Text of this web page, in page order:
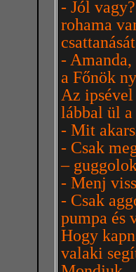
- Jól
rohama
-
a Főnök
Az
lábbal ül
- Mit
- Csak
–
- Menj
- Csak
pumpa és
Hogy
valaki